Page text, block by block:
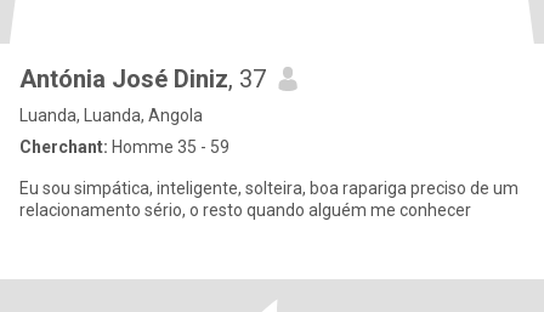
Antónia José Diniz, 37
Luanda, Luanda, Angola
Cherchant: Homme 35 - 59
Eu sou simpática, inteligente, solteira, boa rapariga preciso de um
relacionamento sério, o resto quando alguém me conhecer